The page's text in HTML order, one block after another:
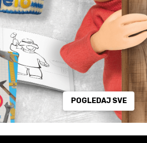
POGLEDAJ SVE